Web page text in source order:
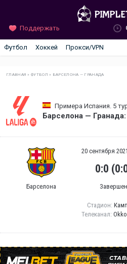
Поддержать
Футбол Хоккей Прокси/VPN
ГЛАВНАЯ »ФУТБОЛ » БАРСЕЛОНА — ГРАНАДА
Примера Испания. 5
Барселона —
Барселона
20 сентября
0:0
Завершен
Стадион:
Телеканал: